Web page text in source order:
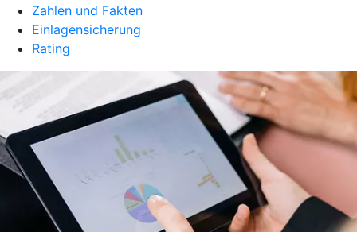
Zahlen und Fakten
Einlagensicherung
Rating